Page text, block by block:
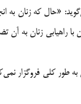
«حال كه زنان به
راهبان با راهيابي زنان به
طور كلي فروگزار